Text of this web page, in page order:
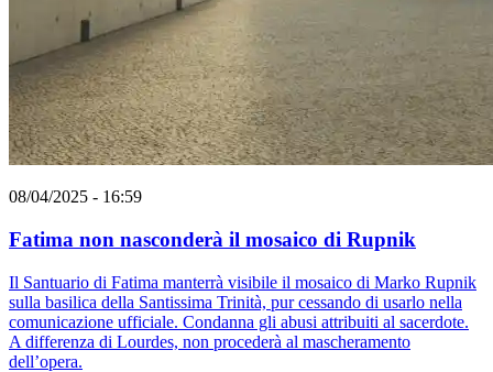
08/04/2025 - 16:59
Fatima non nasconderà il mosaico di Rupnik
Il Santuario di Fatima manterrà visibile il mosaico di Marko Rupnik
sulla basilica della Santissima Trinità, pur cessando di usarlo nella
comunicazione ufficiale. Condanna gli abusi attribuiti al sacerdote.
A differenza di Lourdes, non procederà al mascheramento
dell’opera.